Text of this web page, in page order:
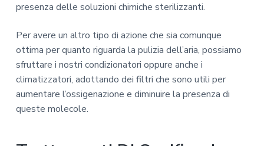
presenza delle soluzioni chimiche sterilizzanti.
Per avere un altro tipo di azione che sia comunque
ottima per quanto riguarda la pulizia dell’aria, possiamo
sfruttare i nostri condizionatori oppure anche i
climatizzatori, adottando dei filtri che sono utili per
aumentare l’ossigenazione e diminuire la presenza di
queste molecole.